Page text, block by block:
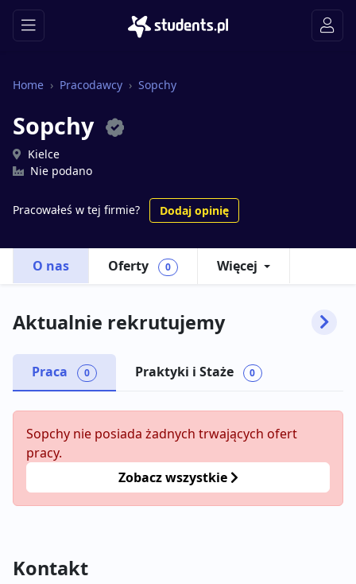
Home Pracodawcy Sopchy
Sopchy
Kielce
Nie podano
Pracowałeś w tej firmie? Dodaj opinię
O nas Oferty 0 Więcej
Aktualnie rekrutujemy
Praca 0 Praktyki i Staże 0
Sopchy nie posiada żadnych trwających ofert
pracy.
Zobacz wszystkie
Kontakt